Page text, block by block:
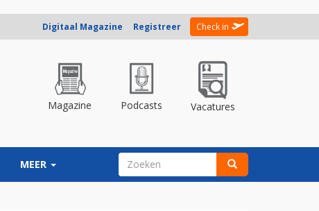
Digitaal Magazine Registreer Check in
Magazine Podcasts Vacatures
MEER ZOEKVELD